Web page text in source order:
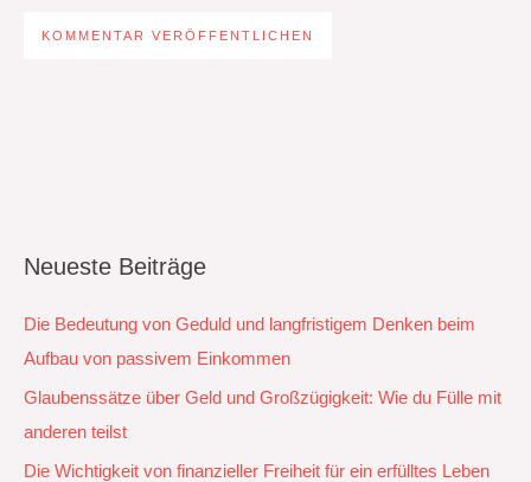
Neueste Beiträge
Die Bedeutung von Geduld und langfristigem Denken beim
Aufbau von passivem Einkommen
Glaubenssätze über Geld und Großzügigkeit: Wie du Fülle mit
anderen teilst
Die Wichtigkeit von finanzieller Freiheit für ein erfülltes Leben